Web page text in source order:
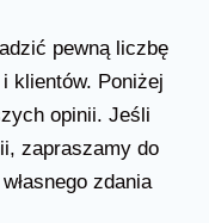
pewną liczbę
klientów. Poniżej
opinii. Jeśli
zapraszamy do
zdania